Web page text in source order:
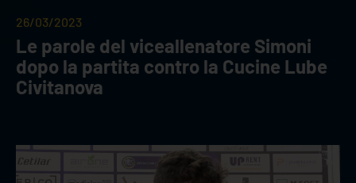
26/03/2023
Le parole del viceallenatore Simoni
dopo la partita contro la Cucine Lube
Civitanova